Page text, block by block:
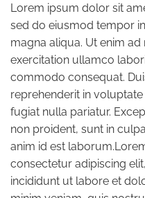
Lorem ipsum dolor sit
sed do eiusmod tempor
magna aliqua. Ut enim
exercitation ullamco
commodo consequat.
reprehenderit in
fugiat nulla pariatur.
non proident, sunt in
anim id est
consectetur adipiscing
incididunt ut labore et